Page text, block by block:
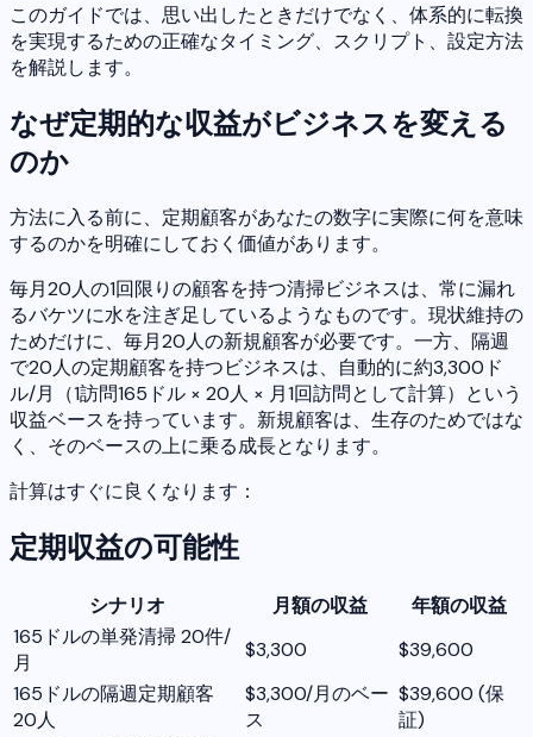
このガイドでは、思い出したときだけでなく、体系的に転換
を実現するための正確なタイミング、スクリプト、設定方法
を解説します。
なぜ定期的な収益がビジネスを変える
のか
方法に入る前に、定期顧客があなたの数字に実際に何を意味
するのかを明確にしておく価値があります。
毎月20人の1回限りの顧客を持つ清掃ビジネスは、常に漏れ
るバケツに水を注ぎ足しているようなものです。現状維持の
ためだけに、毎月20人の新規顧客が必要です。一方、隔週
で20人の定期顧客を持つビジネスは、自動的に約3,300ド
ル/月（1訪問165ドル × 20人 × 月1回訪問として計算）という
収益ベースを持っています。新規顧客は、生存のためではな
く、そのベースの上に乗る成長となります。
計算はすぐに良くなります：
定期収益の可能性
シナリオ 月額の収益
年額の収益
165ドルの単発清掃 20件/
月
$3,300
$39,600
165ドルの隔週定期顧客
20人
$3,300/月のベー
ス
$39,600 (保
証)